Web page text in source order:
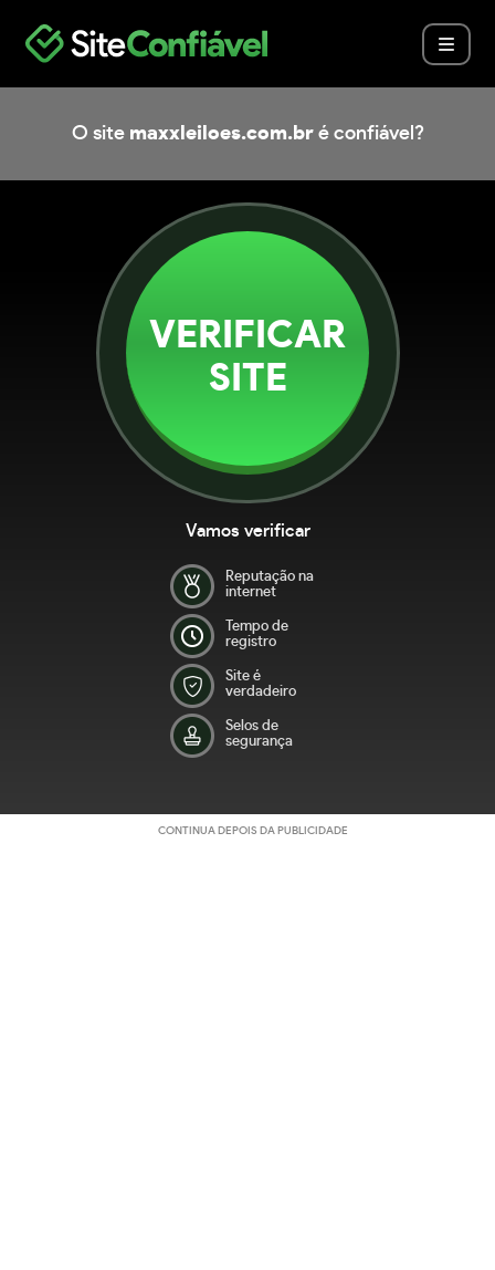
O site maxxleiloes.com.bré confiável?
VERIFICAR
SITE
Vamos verificar
Reputação na
internet
Tempo de
registro
Site é
verdadeiro
Selos de
segurança
CONTINUA DEPOIS DA PUBLICIDADE